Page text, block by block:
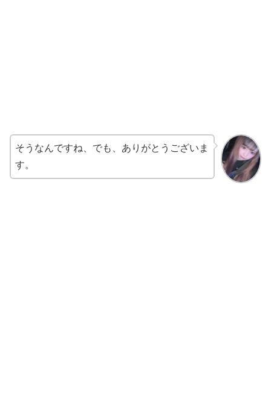
そうなんですね、でも、ありがとうございま
す。